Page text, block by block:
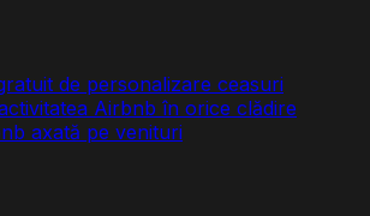
de personalizare ceasuri
Airbnb în orice clădire
axată pe venituri